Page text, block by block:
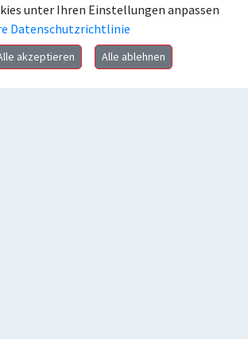
unter Ihren Einstellungen anpassen
Datenschutzrichtlinie
akzeptieren Alle ablehnen